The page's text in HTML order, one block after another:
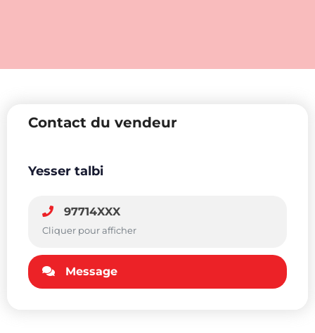
Contact du vendeur
Yesser talbi
97714XXX
Cliquer pour afficher
Message